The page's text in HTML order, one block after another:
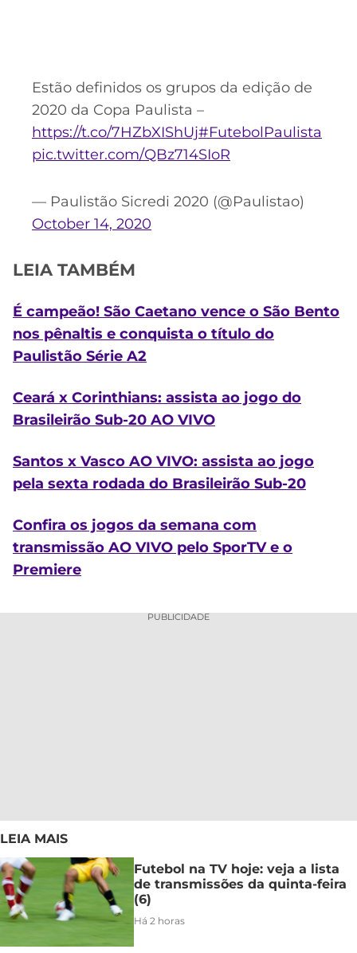
Estão definidos os grupos da edição de
2020 da Copa Paulista –
https://t.co/7HZbXIShUj#FutebolPaulista
pic.twitter.com/QBz714SIoR
— Paulistão Sicredi 2020 (@Paulistao)
October 14, 2020
LEIA TAMBÉM
É campeão! São Caetano vence o São Bento
nos pênaltis e conquista o título do
Paulistão Série A2
Ceará x Corinthians: assista ao jogo do
Brasileirão Sub-20 AO VIVO
Santos x Vasco AO VIVO: assista ao jogo
pela sexta rodada do Brasileirão Sub-20
Confira os jogos da semana com
transmissão AO VIVO pelo SporTV e o
Premiere
PUBLICIDADE
LEIA MAIS
Futebol na TV hoje: veja a lista
de transmissões da quinta-feira
(6)
Há 2 horas